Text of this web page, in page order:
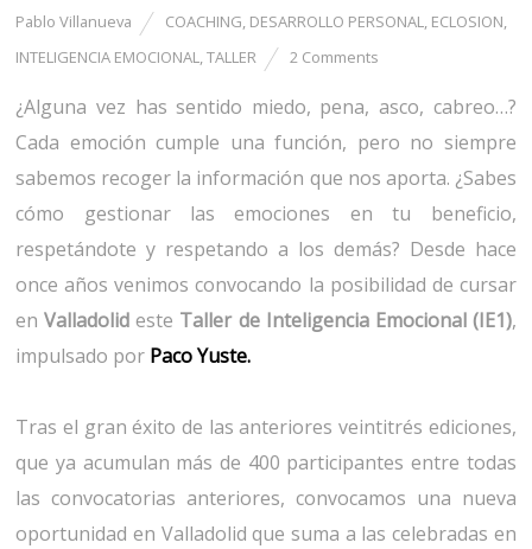
Pablo Villanueva COACHING, DESARROLLO PERSONAL, ECLOSION,
INTELIGENCIA EMOCIONAL,TALLER 2 Comments
¿Alguna vez has sentido miedo, pena, asco, cabreo…?
Cada emoción cumple una función, pero no siempre
sabemos recoger la información que nos aporta. ¿Sabes
cómo gestionar las emociones en tu beneficio,
respetándote y respetando a los demás? Desde hace
once años venimos convocando la posibilidad de cursar
enValladolideste Taller de Inteligencia Emocional (IE1),
impulsado por Paco Yuste.
Tras el gran éxito de las anteriores veintitrés ediciones,
que ya acumulan más de 400 participantes entre todas
las convocatorias anteriores, convocamos una nueva
oportunidad en Valladolid que suma a las celebradas en